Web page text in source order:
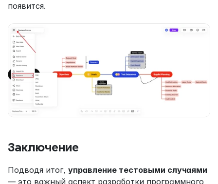
появится.
Заключение
Подводя итог, управление тестовыми случаями
— это важный аспект разработки программного